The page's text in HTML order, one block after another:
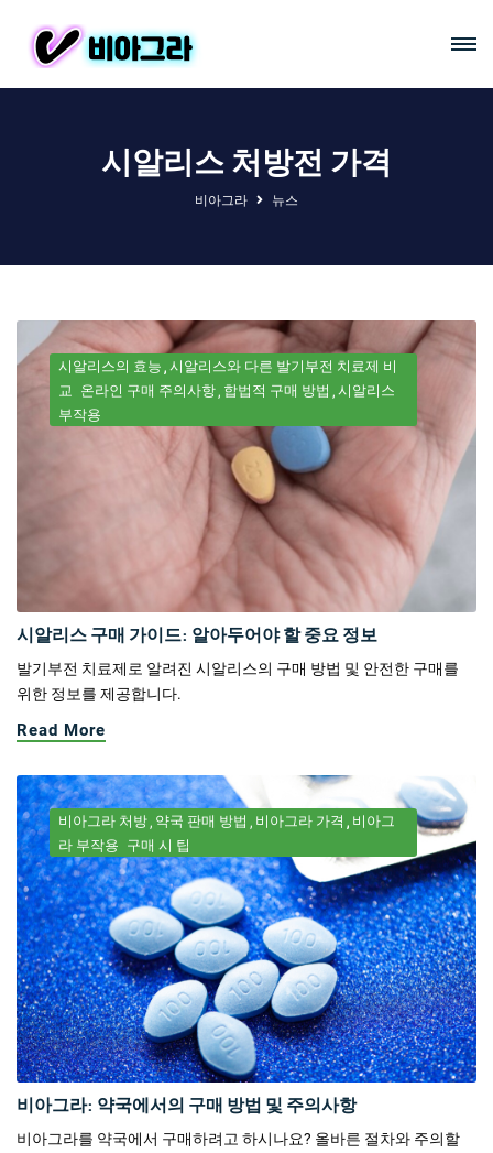
시알리스 처방전 가격
비아그라 뉴스
시알리스의 효능 시알리스와 다른 발기부전 치료제 비
교 온라인 구매 주의사항 합법적 구매 방법 시알리스
부작용
시알리스 구매 가이드: 알아두어야 할 중요 정보
발기부전 치료제로 알려진 시알리스의 구매 방법 및 안전한 구매를
위한 정보를 제공합니다.
Read More
비아그라 처방 약국 판매 방법 비아그라 가격
비아그
라 부작용 구매 시 팁
비아그라: 약국에서의 구매 방법 및 주의사항
비아그라를 약국에서 구매하려고 하시나요? 올바른 절차와 주의할